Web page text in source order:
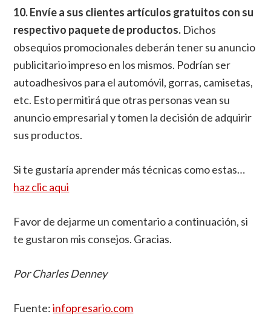
10. Envíe a sus clientes artículos gratuitos con su
respectivo paquete de productos. Dichos
obsequios promocionales deberán tener su anuncio
publicitario impreso en los mismos. Podrían ser
autoadhesivos para el automóvil, gorras, camisetas,
etc. Esto permitirá que otras personas vean su
anuncio empresarial y tomen la decisión de adquirir
sus productos.
Si te gustaría aprender más técnicas como estas…
haz clic aqui
Favor de dejarme un comentario a continuación, si
te gustaron mis consejos. Gracias.
Por Charles Denney
Fuente:infopresario.com